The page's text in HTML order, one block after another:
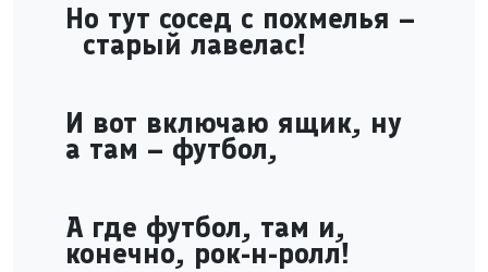
Но тут сосед с похмелья –
старый лавелас!
И вот включаю ящик, ну
а там – футбол,
А где футбол, там и,
конечно, рок-н-ролл!